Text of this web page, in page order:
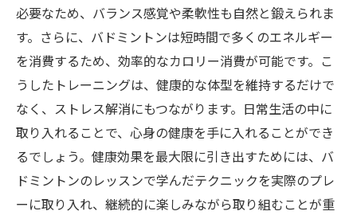
必要なため、バランス感覚や柔軟性も自然と鍛えられま
す。さらに、バドミントンは短時間で多くのエネルギー
を消費するため、効率的なカロリー消費が可能です。こ
うしたトレーニングは、健康的な体型を維持するだけで
なく、ストレス解消にもつながります。日常生活の中に
取り入れることで、心身の健康を手に入れることができ
るでしょう。健康効果を最大限に引き出すためには、バ
ドミントンのレッスンで学んだテクニックを実際のプレ
ーに取り入れ、継続的に楽しみながら取り組むことが重